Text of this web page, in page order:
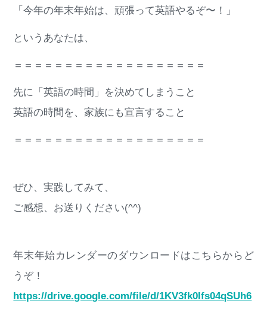
「今年の年末年始は、頑張って英語やるぞ〜！」
というあなたは、
＝＝＝＝＝＝＝＝＝＝＝＝＝＝＝＝＝＝＝
先に「英語の時間」を決めてしまうこと
英語の時間を、家族にも宣言すること
＝＝＝＝＝＝＝＝＝＝＝＝＝＝＝＝＝＝＝
ぜひ、実践してみて、
ご感想、お送りください(^^)
年末年始カレンダーのダウンロードはこちらからど
うぞ！
https://drive.google.com/file/d/1KV3fk0Ifs04qSUh6